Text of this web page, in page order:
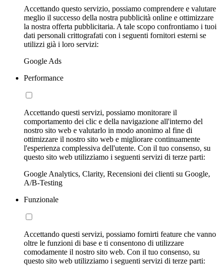
Accettando questo servizio, possiamo comprendere e valutare
meglio il successo della nostra pubblicità online e ottimizzare
la nostra offerta pubblicitaria. A tale scopo confrontiamo i tuoi
dati personali crittografati con i seguenti fornitori esterni se
utilizzi già i loro servizi:
Google Ads
Performance
Accettando questi servizi, possiamo monitorare il
comportamento dei clic e della navigazione all'interno del
nostro sito web e valutarlo in modo anonimo al fine di
ottimizzare il nostro sito web e migliorare continuamente
l'esperienza complessiva dell'utente. Con il tuo consenso, su
questo sito web utilizziamo i seguenti servizi di terze parti:
Google Analytics, Clarity, Recensioni dei clienti su Google,
A/B-Testing
Funzionale
Accettando questi servizi, possiamo fornirti feature che vanno
oltre le funzioni di base e ti consentono di utilizzare
comodamente il nostro sito web. Con il tuo consenso, su
questo sito web utilizziamo i seguenti servizi di terze parti: